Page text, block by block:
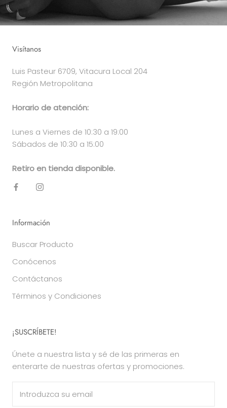
Visítanos
Luis Pasteur 6709, Vitacura Local 204
Región Metropolitana
Horario de atención:
Lunes a Viernes de 10:30 a 19:00
Sábados de 10:30 a 15:00
Retiro en tienda disponible.
Información
Buscar Producto
Conócenos
Contáctanos
Términos y Condiciones
¡SUSCRÍBETE!
Únete a nuestra lista y sé de las primeras en
enterarte de nuestras ofertas y promociones.